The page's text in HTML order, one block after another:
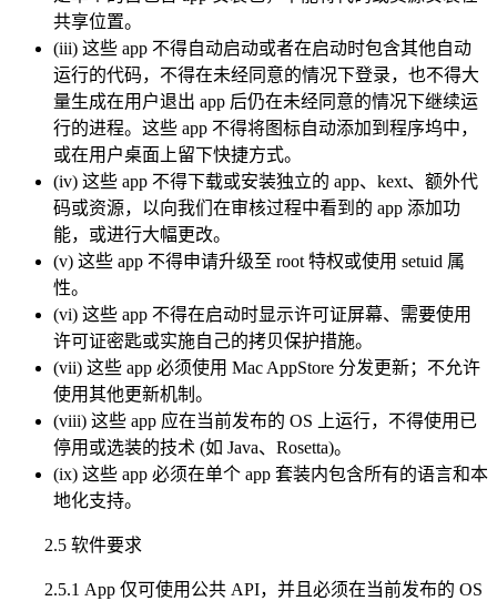
共享位置。
(iii) 这些 app 不得自动启动或者在启动时包含其他自动
运行的代码，不得在未经同意的情况下登录，也不得大
量生成在用户退出 app 后仍在未经同意的情况下继续运
行的进程。这些 app 不得将图标自动添加到程序坞中，
或在用户桌面上留下快捷方式。
(iv) 这些 app 不得下载或安装独立的 app、kext、额外代
码或资源，以向我们在审核过程中看到的 app 添加功
能，或进行大幅更改。
(v) 这些 app 不得申请升级至 root 特权或使用 setuid 属
性。
(vi) 这些 app 不得在启动时显示许可证屏幕、需要使用
许可证密匙或实施自己的拷贝保护措施。
(vii) 这些 app 必须使用 Mac AppStore 分发更新；不允许
使用其他更新机制。
(viii) 这些 app 应在当前发布的 OS 上运行，不得使用已
停用或选装的技术 (如 Java、Rosetta)。
(ix) 这些 app 必须在单个 app 套装内包含所有的语言和本
地化支持。
2.5 软件要求
2.5.1 App 仅可使用公共 API，并且必须在当前发布的 OS